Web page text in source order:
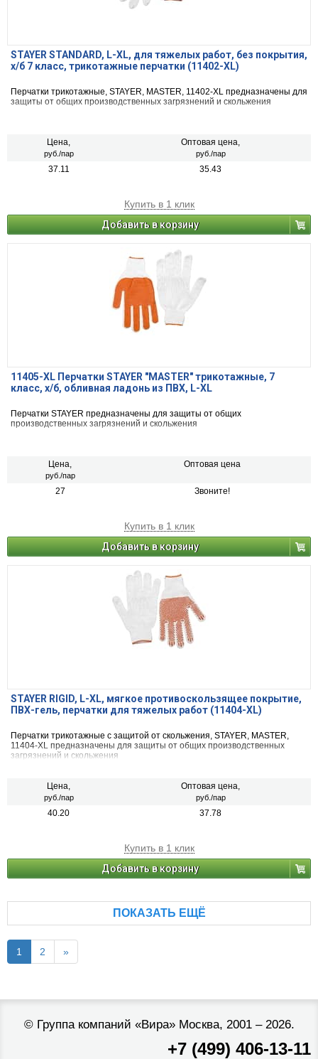
STAYER STANDARD, L-XL, для тяжелых работ, без покрытия,
х/б 7 класс, трикотажные перчатки (11402-XL)
Перчатки трикотажные, STAYER, MASTER, 11402-XL предназначены для
защиты от общих производственных загрязнений и скольжения
Цена,
руб./пар
Оптовая цена,
руб./пар
37.11 35.43
Купить в 1 клик
Добавить в корзину
11405-XL Перчатки STAYER "МASTER" трикотажные, 7
класс, х/б, обливная ладонь из ПВХ, L-XL
Перчатки STAYER предназначены для защиты от общих
производственных загрязнений и скольжения
Цена,
руб./пар
Оптовая цена
27 Звоните!
Купить в 1 клик
Добавить в корзину
STAYER RIGID, L-XL, мягкое противоскользящее покрытие,
ПВХ-гель, перчатки для тяжелых работ (11404-XL)
Перчатки трикотажные с защитой от скольжения, STAYER, MASTER,
11404-XL предназначены для защиты от общих производственных
загрязнений и скольжения
Цена,
руб./пар
Оптовая цена,
руб./пар
40.20 37.78
Купить в 1 клик
Добавить в корзину
ПОКАЗАТЬ ЕЩЁ
1 2 »
© Группа компаний «Вира»Москва, 2001 – 2026.
+7 (499) 406-13-11